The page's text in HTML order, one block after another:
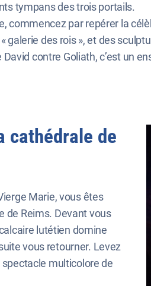
tympans des trois portails.
commencez par repérer la
galerie des rois », et des
contre Goliath, c’est un
cathédrale de
Marie, vous êtes
de Reims. Devant vous
lutétien domine
vous retourner. Levez
multicolore de